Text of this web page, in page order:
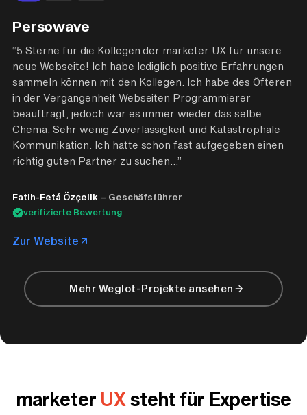
Persowave
“5 Sterne für die Kollegen der marketer UX für unsere
neue Webseite! Ich habe lediglich positive Erfahrungen
sammeln können mit den Kollegen. Ich habe des Öfteren
in der Vergangenheit Webseiten Programmierer
beauftragt, jedoch war es immer wieder das selbe
Chema. Sehr wenig Zuverlässigkeit und Katastrophale
Kommunikation. Ich hatte schon fast aufgegeben einen
richtig guten Partner zu suchen...”
Fatih-Fetá Özçelik – Geschäfsführer
verifizierte Bewertung
Zur Website
Mehr Weglot-Projekte ansehen
marketer UX steht für Expertise